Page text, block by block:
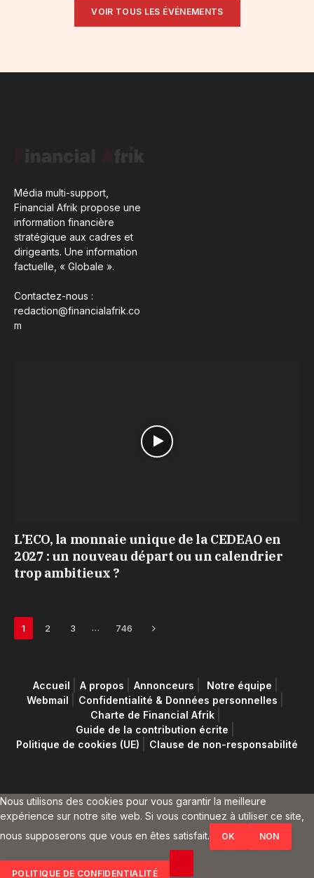
VOIR TOUS LES ÉVÉNEMENTS
Média multi-support,
Financial Afrik propose une
information financière
stratégique aux cadres et
dirigeants. Une information
factuelle, « Globale ».
Contactez-nous :
redaction@financialafrik.co
m
L’ECO, la monnaie unique de la CEDEAO en
2027 : un nouveau départ ou un calendrier
trop ambitieux ?
1 2 3 … 746 Next
Accueil A propos Annonceurs
Notre équipe
Webmail
Confidentialité & Données personnelles
Charte de Financial Afrik
Guide de la contribution écrite
Politique de cookies (UE)
Clause de non-responsabilité
Nous utilisons des cookies pour vous garantir la meilleure
expérience sur notre site web. Si vous continuez à utiliser ce site,
nous supposerons que vous en êtes satisfait.
OK NON
POLITIQUE DE CONFIDENTIALITÉ